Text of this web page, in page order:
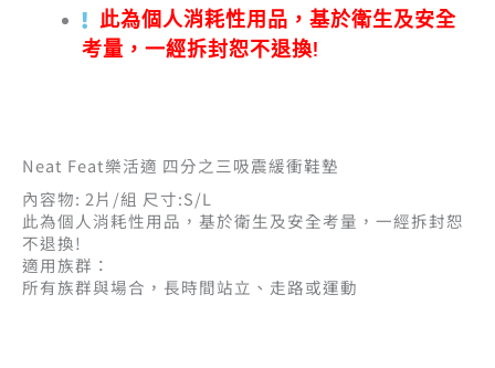
此為個人消耗性用品，基於衛生及安全
考量，一經拆封恕不退換!
Neat Feat樂活適 四分之三吸震緩衝鞋墊
內容物: 2片/組 尺寸:S/L
此為個人消耗性用品，基於衛生及安全考量，一經拆封恕
不退換!
適用族群：
所有族群與場合，長時間站立、走路或運動